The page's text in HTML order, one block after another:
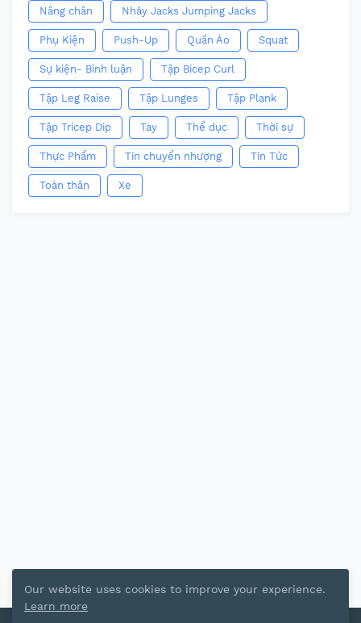
Nâng chân Nhảy Jacks Jumping Jacks
Phụ Kiện Push-Up Quần Áo Squat
Sự kiện- Bình luận Tập Bicep Curl
Tập Leg Raise Tập Lunges Tập Plank
Tập Tricep Dip Tay Thể dục Thời sự
Thực Phẩm Tin chuyển nhượng Tin Tức
Toàn thân Xe
Our website uses cookies to improve your experience.
Learn more